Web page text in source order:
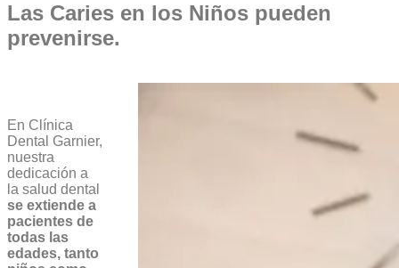
Las Caries en los Niños pueden
prevenirse.
En Clínica
Dental Garnier,
nuestra
dedicación a
la salud dental
se extiende a
pacientes de
todas las
edades, tanto